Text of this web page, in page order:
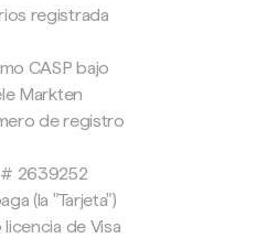
registrada
CASP bajo
Markten
de registro
# 2639252
(la "Tarjeta")
de Visa